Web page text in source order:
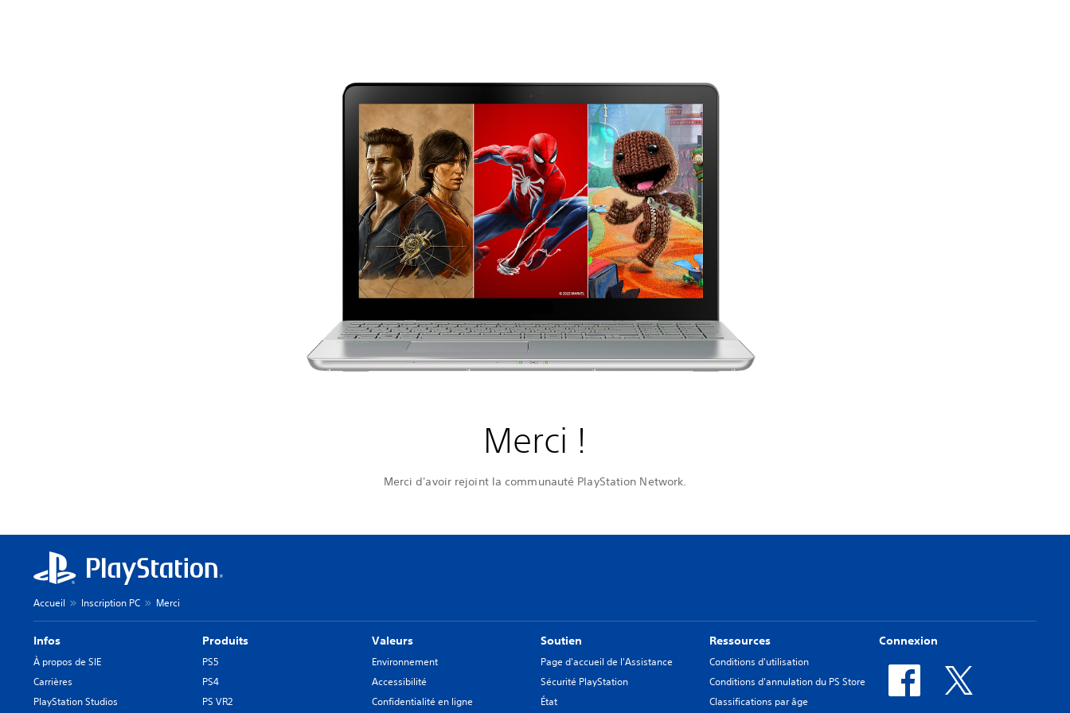
Merci !
Merci d'avoir rejoint la communauté PlayStation Network.
Accueil Inscription PC Merci
Infos
À propos de SIE
Carrières
PlayStation Studios
Produits
PS5
PS4
PS VR2
Valeurs
Environnement
Accessibilité
Confidentialité en ligne
Soutien
Page d'accueil de l'Assistance
Sécurité PlayStation
État
Ressources
Conditions d'utilisation
Conditions d'annulation du PS Store
Classifications par âge
Connexion